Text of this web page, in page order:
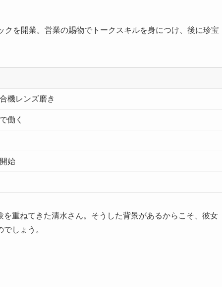
を開業。営業の賜物でトークスキルを身につけ、後に珍宝
機レンズ磨き
働く
始
重ねてきた清水さん。そうした背景があるからこそ、彼女
しょう。